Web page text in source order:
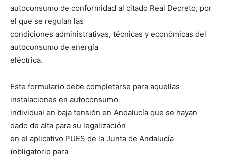
autoconsumo de conformidad al citado Real Decreto, por
el que se regulan las
condiciones administrativas, técnicas y económicas del
autoconsumo de energía
eléctrica.
Este formulario debe completarse para aquellas
instalaciones en autoconsumo
individual en baja tensión en Andalucía que se hayan
dado de alta para su legalización
en el aplicativo PUES de la Junta de Andalucía
(obligatorio para